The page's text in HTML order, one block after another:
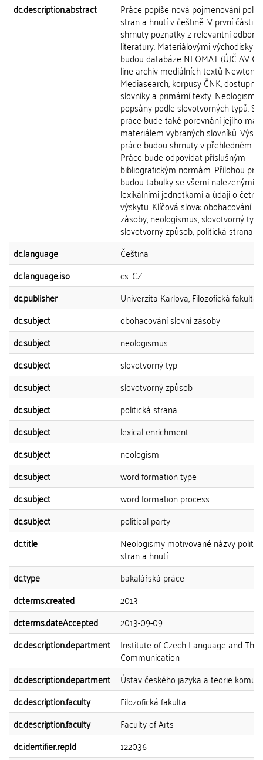
dc.description.abstract
Práce popíše nová pojmenování
stran a hnutí v češtině. V první části
shrnuty poznatky z relevantní
literatury. Materiálovými východisky
budou databáze NEOMAT (ÚJČ AV
line archiv mediálních textů Newton
Mediasearch, korpusy ČNK, dostupné
slovníky a primární texty. Neologismy
popsány podle slovotvorných typů.
práce bude také porovnání jejího
materiálem vybraných slovníků.
práce budou shrnuty v přehledném
Práce bude odpovídat příslušným
bibliografickým normám. Přílohou
budou tabulky se všemi nalezenými
lexikálními jednotkami a údaji o
výskytu. Klíčová slova: obohacování
zásoby, neologismus, slovotvorný typ,
slovotvorný způsob, politická strana
dc.language
Čeština
dc.language.iso
cs_CZ
dc.publisher
Univerzita Karlova, Filozofická fakulta
dc.subject
obohacování slovní zásoby
dc.subject
neologismus
dc.subject
slovotvorný typ
dc.subject
slovotvorný způsob
dc.subject
politická strana
dc.subject
lexical enrichment
dc.subject
neologism
dc.subject
word formation type
dc.subject
word formation process
dc.subject
political party
dc.title
Neologismy motivované názvy
stran a hnutí
dc.type
bakalářská práce
dcterms.created
2013
dcterms.dateAccepted
2013-09-09
dc.description.department
Institute of Czech Language and
Communication
dc.description.department
Ústav českého jazyka a teorie
dc.description.faculty
Filozofická fakulta
dc.description.faculty
Faculty of Arts
dc.identifier.repId
122036